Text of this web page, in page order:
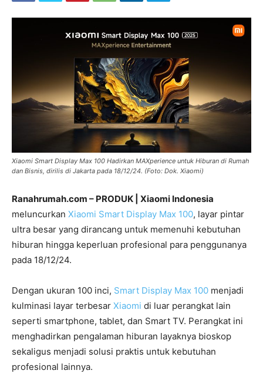
Xiaomi Smart Display Max 100 Hadirkan MAXperience untuk Hiburan di Rumah
dan Bisnis, dirilis di Jakarta pada 18/12/24. (Foto: Dok. Xiaomi)
Ranahrumah.com – PRODUK | Xiaomi Indonesia
meluncurkan Xiaomi Smart Display Max 100, layar pintar
ultra besar yang dirancang untuk memenuhi kebutuhan
hiburan hingga keperluan profesional para penggunanya
pada 18/12/24.
Dengan ukuran 100 inci, Smart Display Max 100 menjadi
kulminasi layar terbesar Xiaomi di luar perangkat lain
seperti smartphone, tablet, dan Smart TV. Perangkat ini
menghadirkan pengalaman hiburan layaknya bioskop
sekaligus menjadi solusi praktis untuk kebutuhan
profesional lainnya.